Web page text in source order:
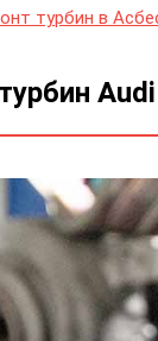
турбин в